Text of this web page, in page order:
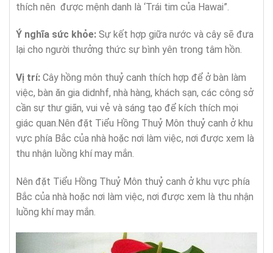
thích nên được mệnh danh là ‘Trái tim của Hawai”.
Ý nghĩa sức khỏe: Sự kết hợp giữa nước và cây sẽ đưa
lại cho người thưởng thức sự bình yên trong tâm hồn.
Vị trí: Cây hồng môn thuỷ canh thích hợp để ở bàn làm
việc, bàn ăn gia didnhf, nhà hàng, khách sạn, các công sở
cần sự thư giãn, vui vẻ và sáng tạo để kích thích mọi
giác quan.Nên đặt Tiểu Hồng Thuỷ Môn thuỷ canh ở khu
vực phía Bắc của nhà hoặc nơi làm việc, nơi được xem là
thu nhận luồng khí may mắn.
Nên đặt Tiểu Hồng Thuỷ Môn thuỷ canh ở khu vực phía
Bắc của nhà hoặc nơi làm việc, nơi được xem là thu nhận
luồng khí may mắn.